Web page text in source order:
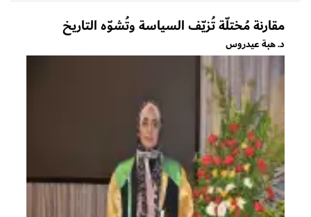
مقارنة مُختلّة تُزيّف السياسة وتُشوّه التاريخ
د. هبة عيدروس